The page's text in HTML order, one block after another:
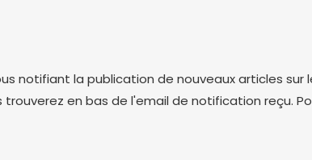
notifiant la publication de nouveaux articles sur
en bas de l'email de notification reçu.